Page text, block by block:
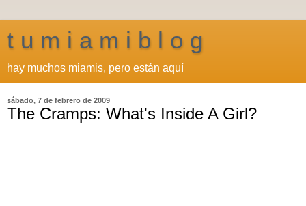
t u m i a m i b l o g
hay muchos miamis, pero están aquí
sábado, 7 de febrero de 2009
The Cramps: What's Inside A Girl?